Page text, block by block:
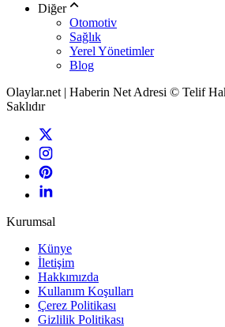
Diğer
Otomotiv
Sağlık
Yerel Yönetimler
Blog
Olaylar.net | Haberin Net Adresi © Telif
Saklıdır
Kurumsal
Künye
İletişim
Hakkımızda
Kullanım Koşulları
Çerez Politikası
Gizlilik Politikası